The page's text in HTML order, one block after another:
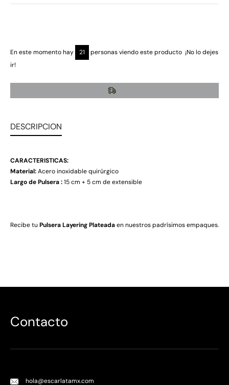
En este momento hay 21
personas viendo este producto ¡No lo dejes
ir!
DESCRIPCION
CARACTERISTICAS:
Material:Acero inoxidable quirúrgico
Largo de Pulsera :15 cm + 5 cm de extensible
Recibe tu Pulsera Layering Plateadaen nuestros padrísimos empaques.
Contacto
hola@escarlatamx.com